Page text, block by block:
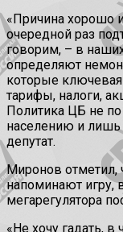
«Причина хорошо
очередной раз
говорим, – в
определяют
которые ключевая
тарифы, налоги,
Политика ЦБ не
населению и лишь
депутат.
Миронов отметил,
напоминают игру,
мегарегулятора
«Не хочу гадать,